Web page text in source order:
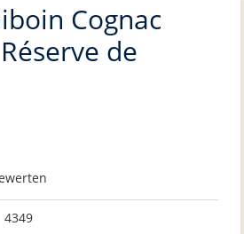
Cognac
de
4349